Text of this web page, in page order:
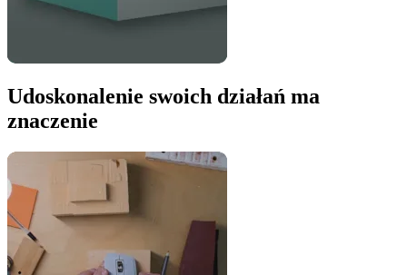
Udoskonalenie swoich działań ma
znaczenie